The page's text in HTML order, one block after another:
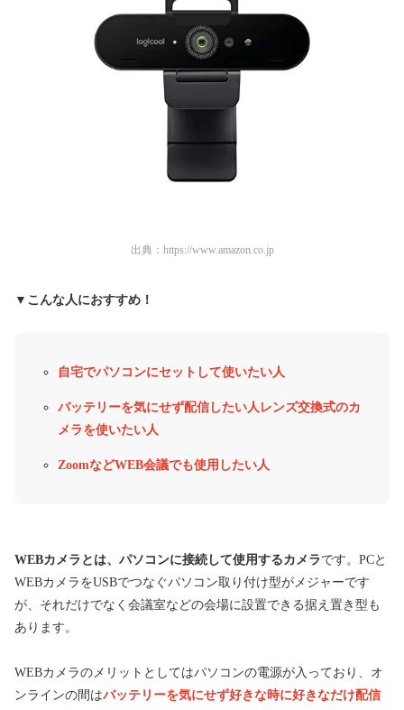
出典： https://www.amazon.co.jp
▼こんな人におすすめ！
自宅でパソコンにセットして使いたい人
バッテリーを気にせず配信したい人レンズ交換式のカ
メラを使いたい人
ZoomなどWEB会議でも使用したい人
WEBカメラとは、パソコンに接続して使用するカメラ です。PCと
WEBカメラをUSBでつなぐパソコン取り付け型がメジャーです
が、それだけでなく会議室などの会場に設置できる据え置き型も
あります。
WEBカメラのメリットとしてはパソコンの電源が入っており、オ
ンラインの間はバッテリーを気にせず好きな時に好きなだけ配信